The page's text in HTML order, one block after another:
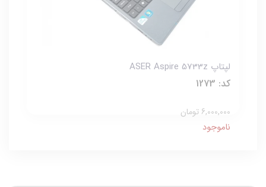
لپتاپ ASER Aspire 5733z
کد: 1273
6,000,000 تومان
ناموجود